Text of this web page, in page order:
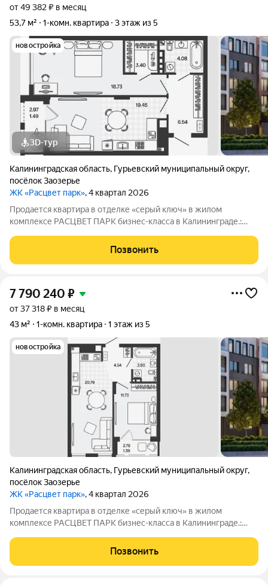
от 49 382 ₽ в месяц
53,7 м²
1-комн. квартира 3 этаж из 5
новостройка
3D-тур
Калининградская область, Гурьевский муниципальный округ,
посёлок Заозерье
ЖК «Расцвет парк», 4 квартал 2026
Продается квартира в отделке «серый ключ» в жилом
комплексе РАСЦВЕТ ПАРК бизнес-класса в Калининграде.:
Виды на озеро и природу благодаря панорамному остеклению.
Продуманная
Позвонить
7 790 240 ₽
от 37 318 ₽ в месяц
43 м²
1-комн. квартира 1 этаж из 5
новостройка
Калининградская область, Гурьевский муниципальный округ,
посёлок Заозерье
ЖК «Расцвет парк», 4 квартал 2026
Продается квартира в отделке «серый ключ» в жилом
комплексе РАСЦВЕТ ПАРК бизнес-класса в Калининграде.:
Виды на озеро и природу благодаря панорамному остеклению.
Продуманная
Позвонить